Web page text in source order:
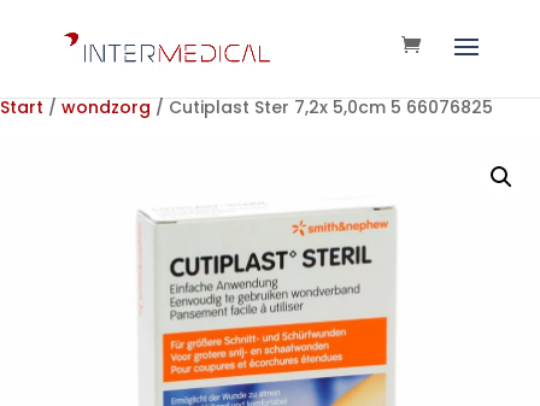
Start / wondzorg / Cutiplast Ster 7,2x 5,0cm 5 66076825